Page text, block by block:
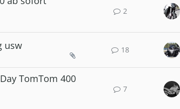
2
usw 18
TomTom 400
7